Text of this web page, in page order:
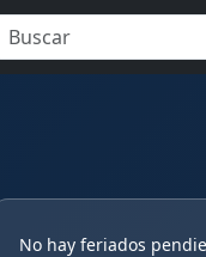
No hay feriados